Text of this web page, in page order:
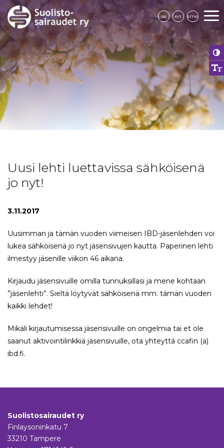
se en sme
Uusi lehti luettavissa sähköisenä
jo nyt!
3.11.2017
Uusimman ja tämän vuoden viimeisen IBD-jäsenlehden voi
lukea sähköisenä jo nyt jäsensivujen kautta. Paperinen lehti
ilmestyy jäsenille viikon 46 aikana.
Kirjaudu jäsensivuille omilla tunnuksillasi ja mene kohtaan
”jäsenlehti”. Sieltä löytyvät sähköisenä mm. tämän vuoden
kaikki lehdet!
Mikäli kirjautumisessa jäsensivuille on ongelmia tai et ole
saanut aktivointilinkkiä jäsensivuille, ota yhteyttä ccafin (a)
ibd.fi.
Suolistosairaudet ry
Finlaysoninkatu 7
33210 Tampere